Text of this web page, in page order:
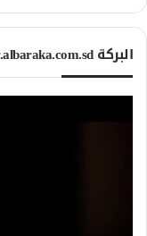
البركة www.albaraka.com.sd